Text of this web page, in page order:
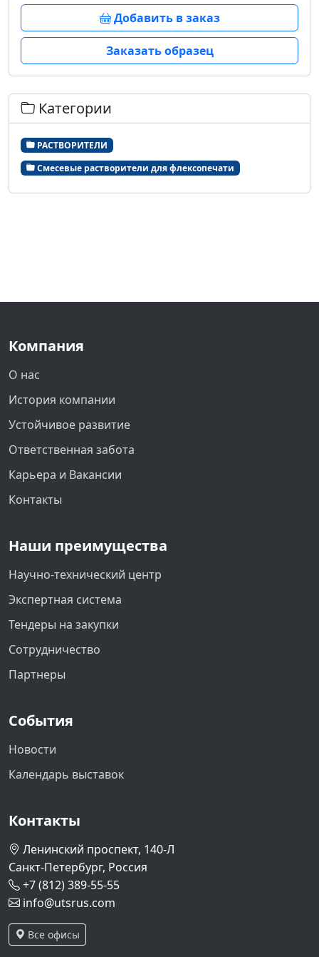
Добавить в заказ
Заказать образец
Категории
РАСТВОРИТЕЛИ
Смесевые растворители для флексопечати
Компания
О нас
История компании
Устойчивое развитие
Ответственная забота
Карьера и Вакансии
Контакты
Наши преимущества
Научно-технический центр
Экспертная система
Тендеры на закупки
Сотрудничество
Партнеры
События
Новости
Календарь выставок
Контакты
Ленинский проспект, 140-Л
Санкт-Петербург, Россия
+7 (812) 389-55-55
info@utsrus.com
Все офисы